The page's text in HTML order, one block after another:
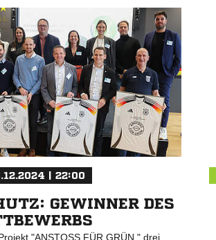
| 22:00
GEWINNER DES
"ANSTOSS FÜR GRÜN " drei